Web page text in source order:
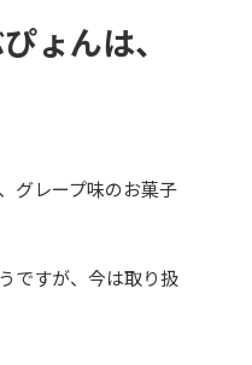
ょんは、
グレープ味のお菓子
ですが、今は取り扱